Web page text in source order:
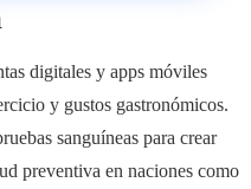
digitales y apps móviles
y gustos gastronómicos.
sanguíneas para crear
preventiva en naciones como